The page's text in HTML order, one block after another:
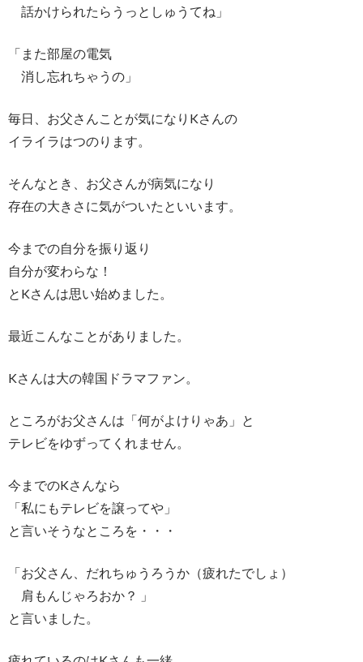
話かけられたらうっとしゅうてね」
「また部屋の電気
消し忘れちゃうの」
毎日、お父さんことが気になりKさんの
イライラはつのります。
そんなとき、お父さんが病気になり
存在の大きさに気がついたといいます。
今までの自分を振り返り
自分が変わらな！
とKさんは思い始めました。
最近こんなことがありました。
Kさんは大の韓国ドラマファン。
ところがお父さんは「何がよけりゃあ」と
テレビをゆずってくれません。
今までのKさんなら
「私にもテレビを譲ってや」
と言いそうなところを・・・
「お父さん、だれちゅうろうか（疲れたでしょ）
肩もんじゃろおか？ 」
と言いました。